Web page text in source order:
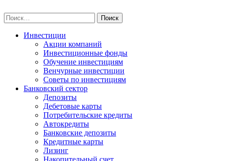
to
content
Найти:
Инвестиции
Акции компаний
Инвестиционные фонды
Обучение инвестициям
Венчурные инвестиции
Советы по инвестициям
Банковский сектор
Депозиты
Дебетовые карты
Потребительские кредиты
Автокредиты
Банковские депозиты
Кредитные карты
Лизинг
Накопительный счет